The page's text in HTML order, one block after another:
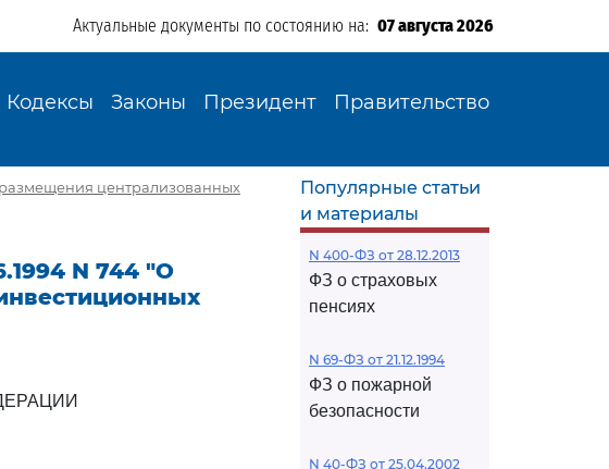
Актуальные документы по состоянию на: 07 августа 2026
Кодексы Законы Президент Правительство
централизованных
N 744 "О
Популярные статьи
и материалы
N 400-ФЗ от 28.12.2013
ФЗ о страховых
пенсиях
N 69-ФЗ от 21.12.1994
ФЗ о пожарной
безопасности
N 40-ФЗ от 25.04.2002